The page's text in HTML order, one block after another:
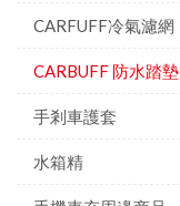
CARFUFF冷氣濾網
CARBUFF 防水踏墊
手剎車護套
水箱精